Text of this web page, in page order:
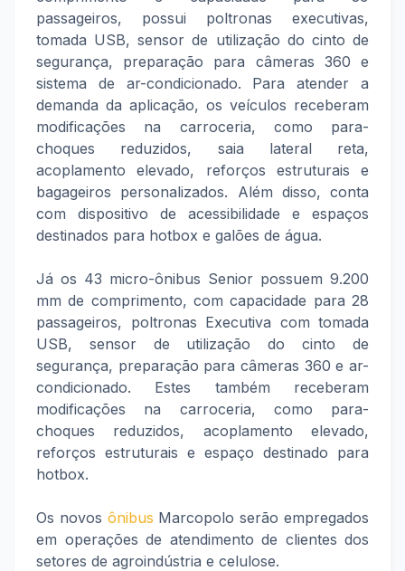
passageiros, possui poltronas executivas,
tomada USB, sensor de utilização do cinto de
segurança, preparação para câmeras 360 e
sistema de ar-condicionado. Para atender a
demanda da aplicação, os veículos receberam
modificações na carroceria, como para-
choques reduzidos, saia lateral reta,
acoplamento elevado, reforços estruturais e
bagageiros personalizados. Além disso, conta
com dispositivo de acessibilidade e espaços
destinados para hotbox e galões de água.
Já os 43 micro-ônibus Senior possuem 9.200
mm de comprimento, com capacidade para 28
passageiros, poltronas Executiva com tomada
USB, sensor de utilização do cinto de
segurança, preparação para câmeras 360 e ar-
condicionado. Estes também receberam
modificações na carroceria, como para-
choques reduzidos, acoplamento elevado,
reforços estruturais e espaço destinado para
hotbox.
Os novos ônibus Marcopolo serão empregados
em operações de atendimento de clientes dos
setores de agroindústria e celulose.